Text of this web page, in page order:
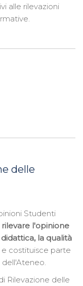
alle rilevazioni
delle
Studenti
l'opinione
la qualità
e costituisce parte
Rilevazione delle